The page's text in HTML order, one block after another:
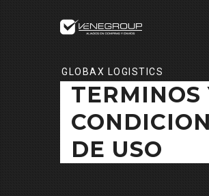
GLOBAX LOGISTICS
TERMINOS
DE USO